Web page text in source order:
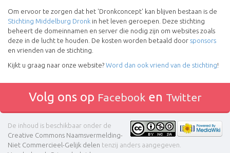
Om ervoor te zorgen dat het 'Dronkconcept' kan blijven bestaan is de
Stichting Middelburg Dronk in het leven geroepen. Deze stichting
beheert de domeinnamen en server die nodig zijn om websites zoals
deze in de lucht te houden. De kosten worden betaald door sponsors
en vrienden van de stichting.
Kijkt u graag naar onze website? Word dan ook vriend van de stichting!
Volg ons op Facebooken Twitter
De inhoud is beschikbaar onder de
Creative Commons Naamsvermelding-
Niet Commercieel-Gelijk delen tenzij anders aangegeven.